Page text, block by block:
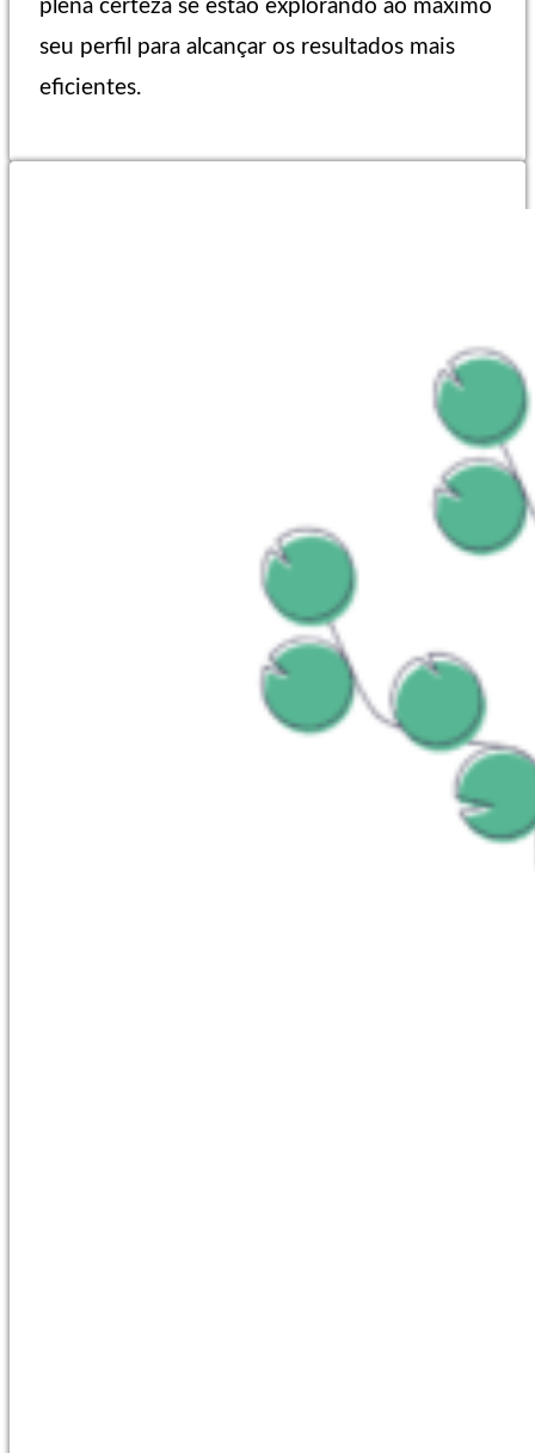
plena certeza se estão explorando ao máximo
seu perfil para alcançar os resultados mais
eficientes.